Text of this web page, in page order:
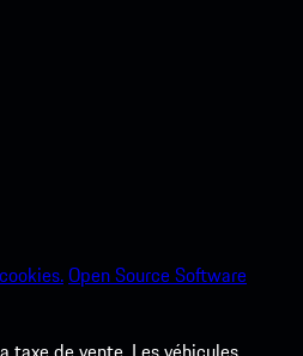
Open Source Software